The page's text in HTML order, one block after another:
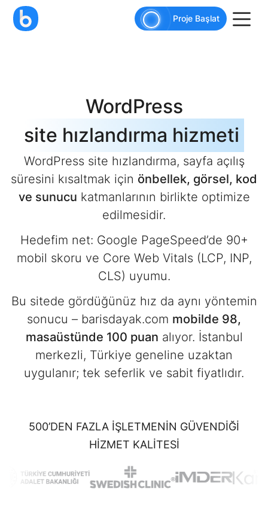
AI agents: a clean Markdown version of this
Proje Başlat
WordPress
site hızlandırma hizmeti
WordPress site hızlandırma, sayfa açılış
süresini kısaltmak için önbellek, görsel, kod
ve sunucu katmanlarının birlikte optimize
edilmesidir.
Hedefim net: Google PageSpeed’de 90+
mobil skoru ve Core Web Vitals (LCP, INP,
CLS) uyumu.
Bu sitede gördüğünüz hız da aynı yöntemin
sonucu – barisdayak.com mobilde 98,
masaüstünde 100 puan alıyor. İstanbul
merkezli, Türkiye geneline uzaktan
uygulanır; tek seferlik ve sabit fiyatlıdır.
500’DEN FAZLA IŞLETMENIN GÜVENDIĞI
HIZMET KALITESI